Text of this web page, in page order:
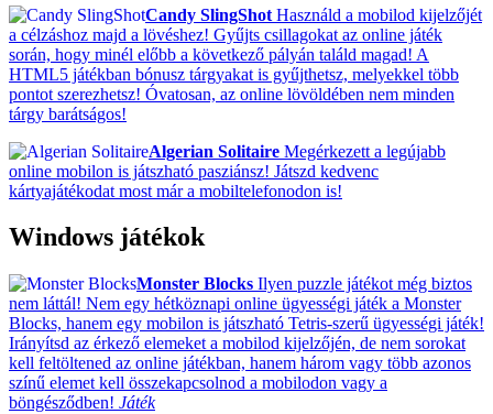
Candy SlingShot Használd a mobilod kijelzőjét
a célzáshoz majd a lövéshez! Gyűjts csillagokat az online játék
során, hogy minél előbb a következő pályán találd magad! A
HTML5 játékban bónusz tárgyakat is gyűjthetsz, melyekkel több
pontot szerezhetsz! Óvatosan, az online lövöldében nem minden
tárgy barátságos!
Algerian Solitaire Megérkezett a legújabb
online mobilon is játszható pasziánsz! Játszd kedvenc
kártyajátékodat most már a mobiltelefonodon is!
Windows játékok
Monster Blocks Ilyen puzzle játékot még biztos
nem láttál! Nem egy hétköznapi online ügyességi játék a Monster
Blocks, hanem egy mobilon is játszható Tetris-szerű ügyességi játék!
Irányítsd az érkező elemeket a mobilod kijelzőjén, de nem sorokat
kell feltöltened az online játékban, hanem három vagy több azonos
színű elemet kell összekapcsolnod a mobilodon vagy a
böngésződben! Játék